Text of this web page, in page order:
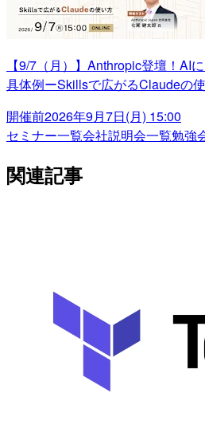
【9/7（月）】Anthropic登壇！AI
具体例ーSkillsで広がるClaudeの
開催前2026年9月7日(月) 15:00
セミナー一覧会社説明会一覧勉強
関連記事